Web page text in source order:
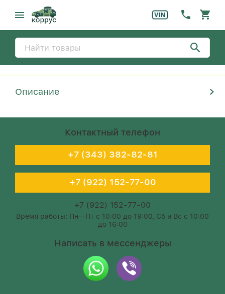
Описание
Контактный телефон
+7 (343) 382-82-81
+7 (922) 152-77-00
+7 (922) 152-77-00
Время работы: Пн—Пт с 10:00 до 19:00, Сб и Вс с 10:00
до 16:00
Написать в мессенджеры